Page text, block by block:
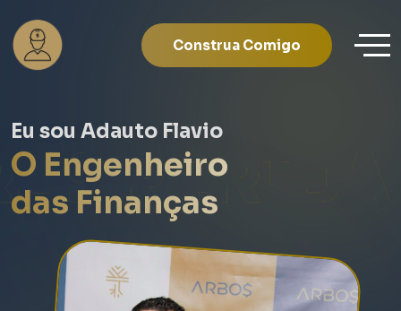
Construa Comigo
Eu sou Adauto Flavio
O Engenheiro
das Finanças